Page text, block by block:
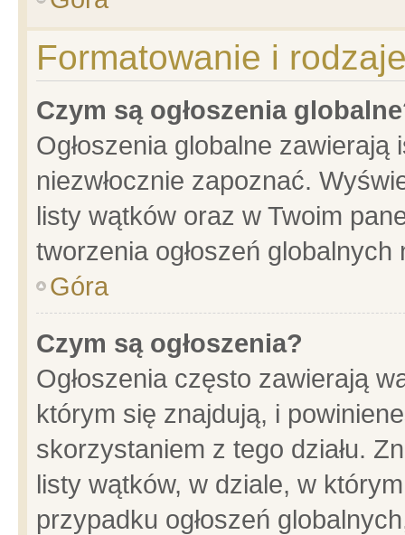
Formatowanie i
Czym są ogłoszenia
Ogłoszenia globalne
niezwłocznie zapoznać.
listy wątków oraz w Twoim
tworzenia ogłoszeń
Góra
Czym są ogłoszenia?
Ogłoszenia często zawierają
którym się znajdują, i
skorzystaniem z tego działu.
listy wątków, w dziale, w
przypadku ogłoszeń